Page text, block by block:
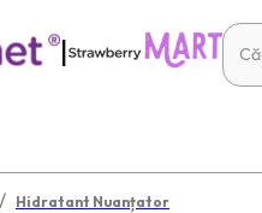
|
/ Hidratant Nuanțator